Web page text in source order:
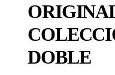
DOBLE